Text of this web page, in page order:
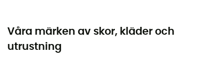
Våra märken av skor, kläder och
utrustning